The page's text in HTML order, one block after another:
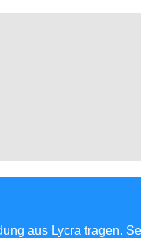
aus Lycra tragen.